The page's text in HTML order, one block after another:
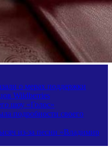
о мерах поддержки
Wildberries
шоу «Голос»
подробности своего
из-за песни «Владимир